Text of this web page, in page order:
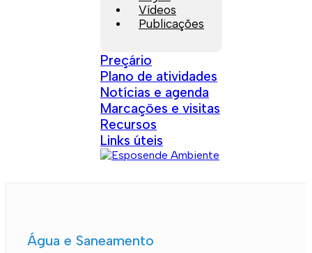
Vídeos
Publicações
Preçário
Plano de atividades
Notícias e agenda
Marcações e visitas
Recursos
Links úteis
Água e Saneamento